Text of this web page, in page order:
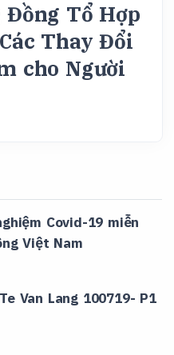
Đồng Tổ Hợp
Thay Đổi
cho Người
Covid-19 miễn
Việt Nam
Van Lang 100719- P1